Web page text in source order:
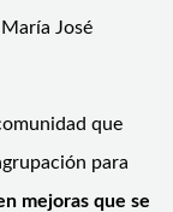
José
que
para
mejoras que se